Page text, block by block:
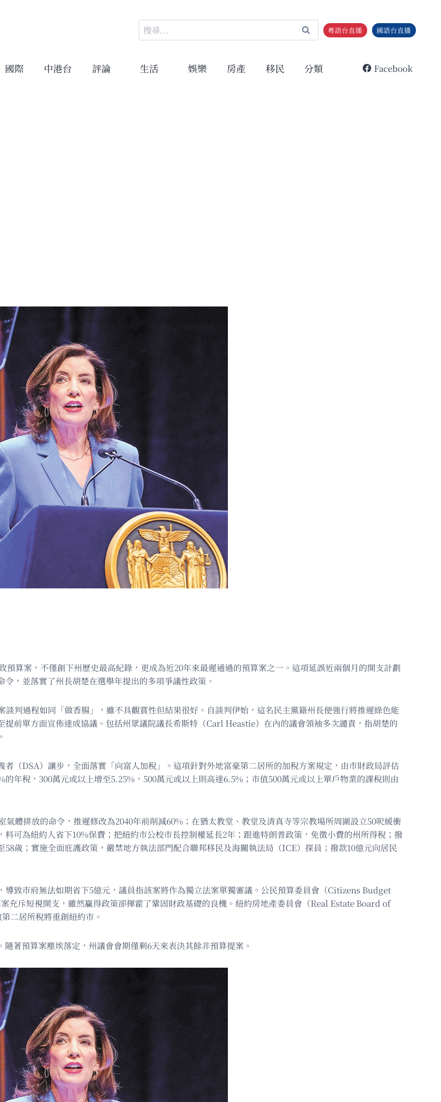
搜
尋
鍵
粵語台直播 國語台直播
國際 中港台 評論 生活 娛樂 房產 移民 分類 Facebook
算案，不僅創下州歷史最高紀錄，更成為近20年來最遲通過的預算案之一。這項延誤近兩個月的開支計劃
，並落實了州長胡楚在選舉年提出的多項爭議性政策。
判過程如同「做香腸」，雖不具觀賞性但結果很好。自談判伊始，這名民主黨籍州長便強行將推遲綠色能
前單方面宣佈達成協議。包括州眾議院議長希斯特（Carl Heastie）在內的議會領袖多次譴責，指胡楚的
（DSA）讓步，全面落實「向富人加稅」。這項針對外地富豪第二居所的加稅方案規定，由市財政局評估
年稅，300萬元或以上增至5.25%，500萬元或以上則高達6.5%；市值500萬元或以上單戶物業的課稅則由
體排放的命令，推遲修改為2040年前削減60%；在猶太教堂、教堂及清真寺等宗教場所周圍設立50呎緩衝
可為紐約人省下10%保費；把紐約市公校市長控制權延長2年；跟進特朗普政策，免徵小費的州所得稅；撥
歲；實施全面庇護政策，嚴禁地方執法部門配合聯邦移民及海關執法局（ICE）探員；撥款10億元向居民
致市府無法如期省下5億元，議員指該案將作為獨立法案單獨審議。公民預算委員會（Citizens Budget
斥短視開支，雖然贏得政策卻揮霍了鞏固財政基礎的良機。紐約房地產委員會（Real Estate Board of
二居所稅將重創紐約市。
著預算案塵埃落定，州議會會期僅剩6天來表決其餘非預算提案。